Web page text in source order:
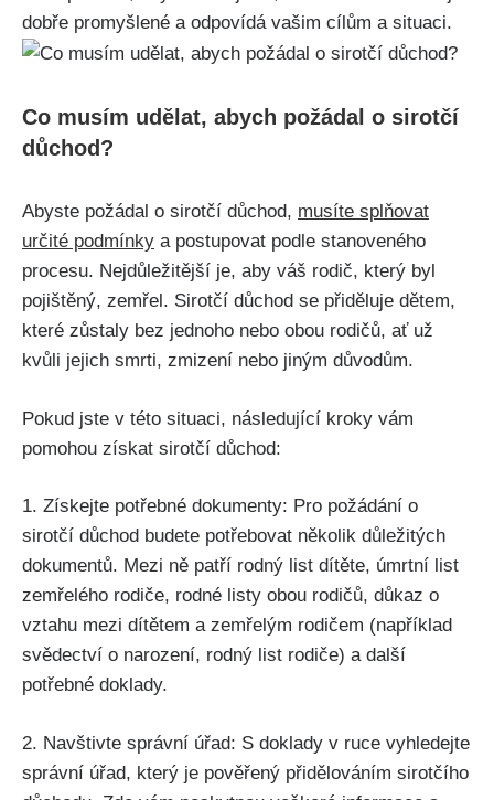
dobře promyšlené a odpovídá vašim cílům a situaci.
Co musím udělat, abych požádal o sirotčí
důchod?
Abyste požádal o sirotčí důchod, musíte splňovat
určité podmínky a postupovat podle stanoveného
procesu. Nejdůležitější je, aby váš rodič, který byl
pojištěný, zemřel. Sirotčí důchod se přiděluje dětem,
které zůstaly bez jednoho nebo obou rodičů, ať už
kvůli jejich smrti, zmizení nebo jiným důvodům.
Pokud jste v této situaci, následující kroky vám
pomohou získat sirotčí důchod:
1. Získejte potřebné dokumenty: Pro požádání o
sirotčí důchod budete potřebovat několik důležitých
dokumentů. Mezi ně patří rodný list dítěte, úmrtní list
zemřelého rodiče, rodné listy obou rodičů, důkaz o
vztahu mezi dítětem a zemřelým rodičem (například
svědectví o narození, rodný list rodiče) a další
potřebné doklady.
2. Navštivte správní úřad: S doklady v ruce vyhledejte
správní úřad, který je pověřený přidělováním sirotčího